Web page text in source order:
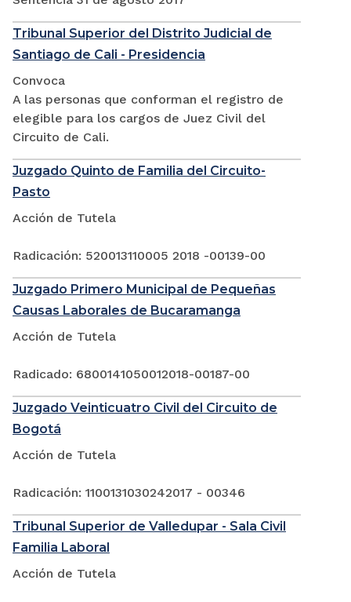
Tribunal Superior del Distrito Judicial de
Santiago de Cali - Presidencia
Convoca
A las personas que conforman el registro de
elegible para los cargos de Juez Civil del
Circuito de Cali.
Juzgado Quinto de Familia del Circuito-
Pasto
Acción de Tutela
Radicación: 520013110005 2018 -00139-00
Juzgado Primero Municipal de Pequeñas
Causas Laborales de Bucaramanga
Acción de Tutela
Radicado: 6800141050012018-00187-00
Juzgado Veinticuatro Civil del Circuito de
Bogotá
Acción de Tutela
Radicación: 1100131030242017 - 00346
Tribunal Superior de Valledupar - Sala Civil
Familia Laboral
Acción de Tutela